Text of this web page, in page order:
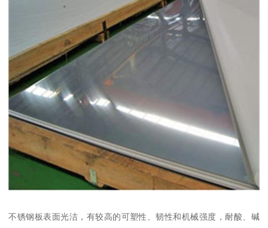
不锈钢板表面光洁，有较高的可塑性、韧性和机械强度，耐酸、碱